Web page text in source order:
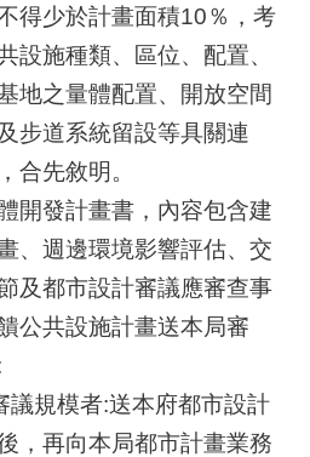
得少於計畫面積10％，考
設施種類、區位、配置、
地之量體配置、開放空間
步道系統留設等具關連
合先敘明。
開發計畫書，內容包含建
、週邊環境影響評估、交
及都市設計審議應審查事
公共設施計畫送本局審
議規模者:送本府都市設計
，再向本局都市計畫業務